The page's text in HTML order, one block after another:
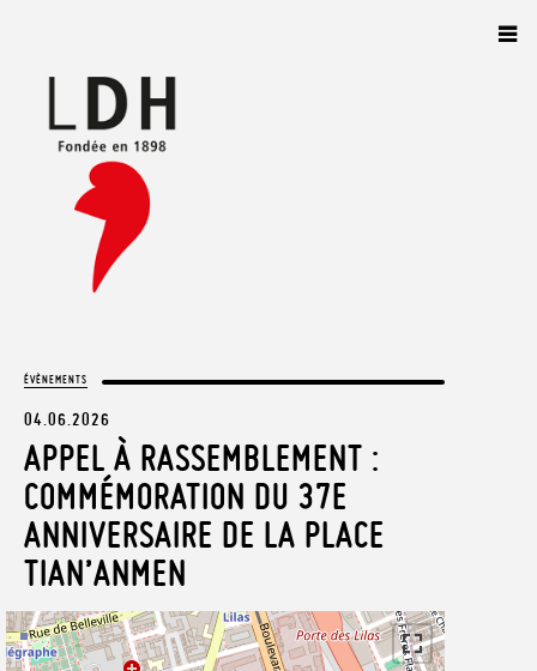
ÉVÈNEMENTS
04.06.2026
APPEL À RASSEMBLEMENT :
COMMÉMORATION DU 37E
ANNIVERSAIRE DE LA PLACE
TIAN’ANMEN